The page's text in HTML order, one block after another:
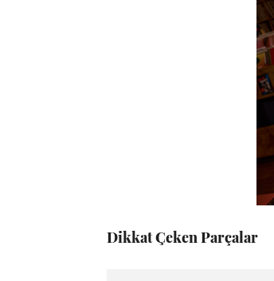
Dikkat Çeken Parçalar